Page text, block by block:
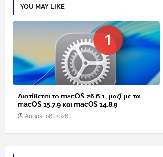
YOU MAY LIKE
Διατίθεται το macOS 26.6.1, μαζί με τα
macOS 15.7.9 και macOS 14.8.9
August 06, 2026